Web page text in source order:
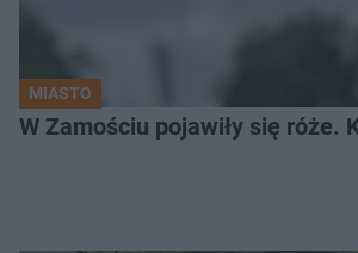
MIASTO
W Zamościu pojawiły się róże.